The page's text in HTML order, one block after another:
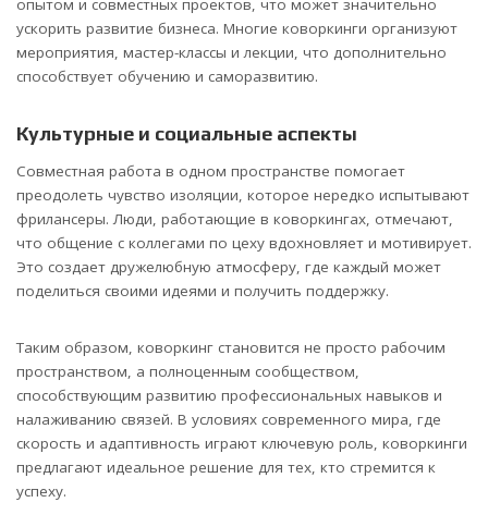
опытом и совместных проектов, что может значительно
ускорить развитие бизнеса. Многие коворкинги организуют
мероприятия, мастер-классы и лекции, что дополнительно
способствует обучению и саморазвитию.
Культурные и социальные аспекты
Совместная работа в одном пространстве помогает
преодолеть чувство изоляции, которое нередко испытывают
фрилансеры. Люди, работающие в коворкингах, отмечают,
что общение с коллегами по цеху вдохновляет и мотивирует.
Это создает дружелюбную атмосферу, где каждый может
поделиться своими идеями и получить поддержку.
Таким образом, коворкинг становится не просто рабочим
пространством, а полноценным сообществом,
способствующим развитию профессиональных навыков и
налаживанию связей. В условиях современного мира, где
скорость и адаптивность играют ключевую роль, коворкинги
предлагают идеальное решение для тех, кто стремится к
успеху.